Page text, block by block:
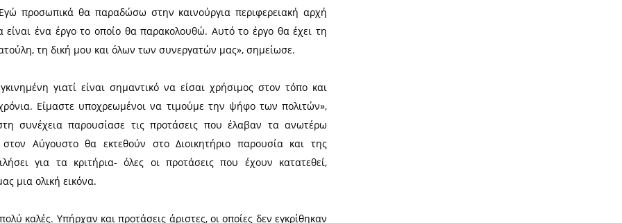
την ολοκλήρωση του αρχιτεκτονικού διαγωνισμού για το νέο Μουσείο Σπάρτης
Πέμπτης 1 Αυγούστου, η Αντιπεριφερειάρχης Λακωνίας Ντία Τζανετέα.
αρχικά πως ο διαγωνισμός παρουσίασε πολύ μεγάλο ενδιαφέρον καθώς
γραφεία και στη συνέχεια μίλησε για τα τρία πρώτα βραβεία, τους τρεις
στην κατοχή της Π.Ε. Λακωνίας) καθώς και για τις διαδικασίες που θα